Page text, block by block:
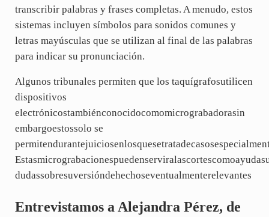
transcribir palabras y frases completas. A menudo, estos
sistemas incluyen símbolos para sonidos comunes y
letras mayúsculas que se utilizan al final de las palabras
para indicar su pronunciación.
Algunos tribunales permiten que los taquígrafosutilicen
dispositivos
electrónicostambiénconocidocomomicrograbadorasin
embargoestossolo se
dudassobresuversióndehechoseventualmenterelevantes
Entrevistamos a Alejandra Pérez, de